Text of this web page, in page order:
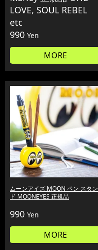
LOVE, SOUL REBEL
etc
990 Yen
MORE
ムーンアイズ MOON ペン スタン
ド MOONEYES 正規品
990 Yen
MORE